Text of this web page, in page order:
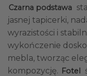
Czarna podstawa
jasnej tapicerki,
wyrazistości i
wykończenie
mebla, tworząc
kompozycję. Fotel